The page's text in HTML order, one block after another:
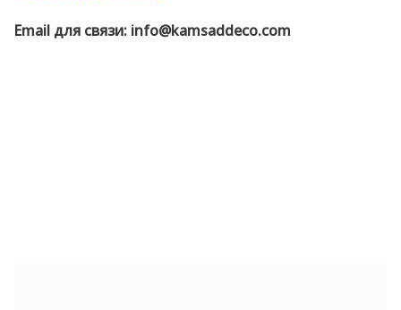
Email для связи: info@kamsaddeco.com